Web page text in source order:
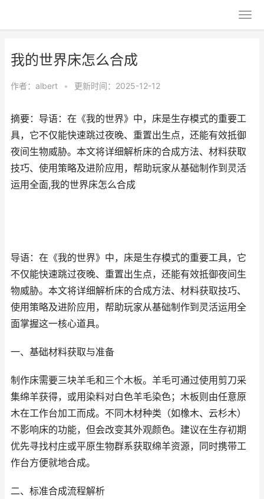
我的世界床怎么合成
作者： albert • 更新时间：2025-12-12
摘要：导语：在《我的世界》中，床是生存模式的重要工
具，它不仅能快速跳过夜晚、重置出生点，还能有效抵御
夜间生物威胁。本文将详细解析床的合成方法、材料获取
技巧、使用策略及进阶应用，帮助玩家从基础制作到灵活
运用全面,我的世界床怎么合成
导语：在《我的世界》中，床是生存模式的重要工具，它
不仅能快速跳过夜晚、重置出生点，还能有效抵御夜间生
物威胁。本文将详细解析床的合成方法、材料获取技巧、
使用策略及进阶应用，帮助玩家从基础制作到灵活运用全
面掌握这一核心道具。
一、基础材料获取与准备
制作床需要三块羊毛和三个木板。羊毛可通过使用剪刀采
集绵羊获得，或用染料对白色羊毛染色；木板则由任意原
木在工作台加工而成。不同木材种类（如橡木、云杉木）
不影响床的功能，但会改变其外观颜色。建议在生存初期
优先寻找村庄或平原生物群系获取绵羊资源，同时携带工
作台方便就地合成。
二、标准合成流程解析